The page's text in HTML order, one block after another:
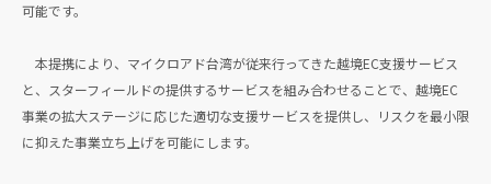
可能です。
本提携により、マイクロアド台湾が従来行ってきた越境EC支援サービス
と、スターフィールドの提供するサービスを組み合わせることで、越境EC
事業の拡大ステージに応じた適切な支援サービスを提供し、リスクを最小限
に抑えた事業立ち上げを可能にします。